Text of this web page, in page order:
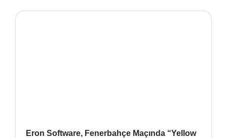
Eron Software, Fenerbahçe Maçında “Yellow